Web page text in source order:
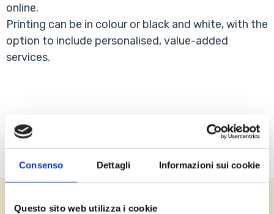
Consenso Dettagli Informazioni sui cookie
Questo sito web utilizza i cookie
online.
Printing can be in colour or black and white, with the
option to include personalised, value-added
services.